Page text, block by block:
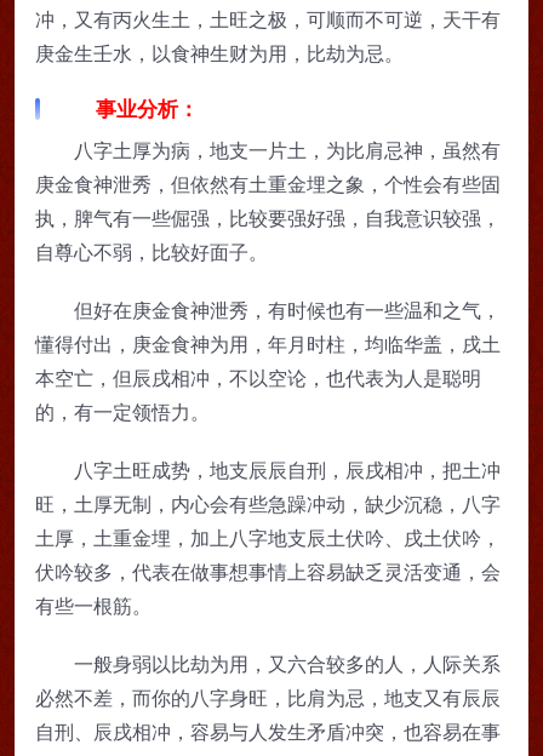
冲，又有丙火生土，土旺之极，可顺而不可逆，天干有
庚金生壬水，以食神生财为用，比劫为忌。
事业分析：
八字土厚为病，地支一片土，为比肩忌神，虽然有
庚金食神泄秀，但依然有土重金埋之象，个性会有些固
执，脾气有一些倔强，比较要强好强，自我意识较强，
自尊心不弱，比较好面子。
但好在庚金食神泄秀，有时候也有一些温和之气，
懂得付出，庚金食神为用，年月时柱，均临华盖，戌土
本空亡，但辰戌相冲，不以空论，也代表为人是聪明
的，有一定领悟力。
八字土旺成势，地支辰辰自刑，辰戌相冲，把土冲
旺，土厚无制，内心会有些急躁冲动，缺少沉稳，八字
土厚，土重金埋，加上八字地支辰土伏吟、戌土伏吟，
伏吟较多，代表在做事想事情上容易缺乏灵活变通，会
有些一根筋。
一般身弱以比劫为用，又六合较多的人，人际关系
必然不差，而你的八字身旺，比肩为忌，地支又有辰辰
自刑、辰戌相冲，容易与人发生矛盾冲突，也容易在事